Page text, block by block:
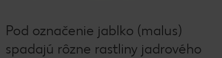
Pod označenie jablko (malus)
spadajú rôzne rastliny jadrového